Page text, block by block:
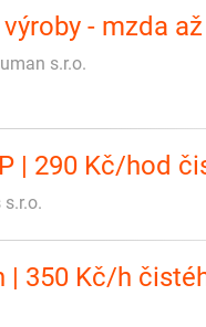
- mzda
s.r.o.
| 290 Kč/hod
| 350 Kč/h